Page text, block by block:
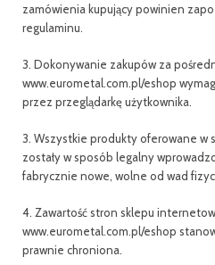
zamówienia kupujący powinien
regulaminu.
3. Dokonywanie zakupów za
www.eurometal.com.pl/eshop
przez przeglądarkę użytkownika.
3. Wszystkie produkty oferowane w
zostały w sposób legalny
fabrycznie nowe, wolne od wad
4. Zawartość stron sklepu
www.eurometal.com.pl/eshop
prawnie chroniona.